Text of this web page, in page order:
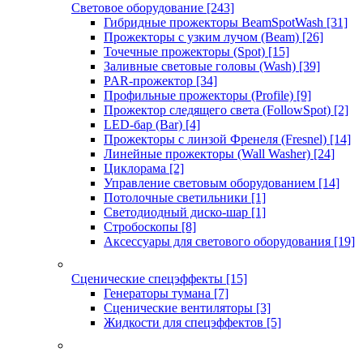
Световое оборудование [243]
Гибридные прожекторы BeamSpotWash [31]
Прожекторы с узким лучом (Beam) [26]
Точечные прожекторы (Spot) [15]
Заливные световые головы (Wash) [39]
PAR-прожектор [34]
Профильные прожекторы (Profile) [9]
Прожектор следящего света (FollowSpot) [2]
LED-бар (Bar) [4]
Прожекторы с линзой Френеля (Fresnel) [14]
Линейные прожекторы (Wall Washer) [24]
Циклорама [2]
Управление световым оборудованием [14]
Потолочные светильники [1]
Светодиодный диско-шар [1]
Стробоскопы [8]
Аксессуары для светового оборудования [19]
Сценические спецэффекты [15]
Генераторы тумана [7]
Сценические вентиляторы [3]
Жидкости для спецэффектов [5]